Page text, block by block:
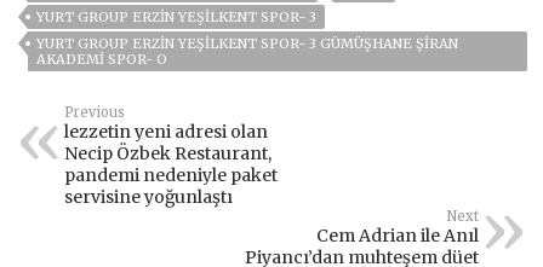
YURT GROUP ERZİN YEŞİLKENT SPOR- 3
YURT GROUP ERZİN YEŞİLKENT SPOR- 3 GÜMÜŞHANE ŞİRAN
AKADEMİ SPOR- O
Previous
lezzetin yeni adresi olan
Necip Özbek Restaurant,
pandemi nedeniyle paket
servisine yoğunlaştı
Next
Cem Adrian ile Anıl
Piyancı’dan muhteşem düet